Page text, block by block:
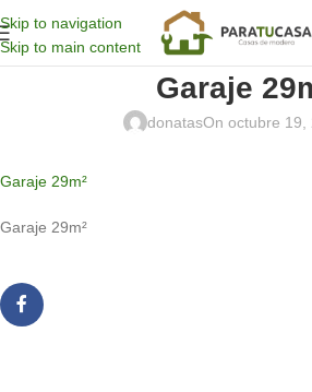
Skip to navigation
Skip to main content
Garaje
donatasOn octubre 19,
Garaje 29m²
Garaje 29m²